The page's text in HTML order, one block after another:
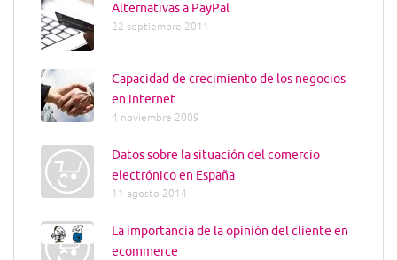
Alternativas a PayPal
22 septiembre 2011
Capacidad de crecimiento de los negocios
en internet
4 noviembre 2009
Datos sobre la situación del comercio
electrónico en España
11 agosto 2014
La importancia de la opinión del cliente en
ecommerce